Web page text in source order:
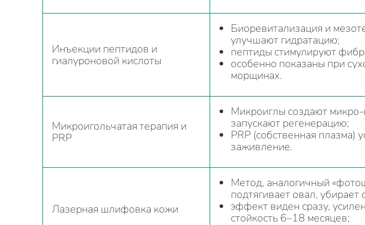
Инъекции пептидов и
гиалуроновой кислоты
Биоревитализация и
улучшают гидратацию;
пептиды стимулируют
особенно показаны при
морщинах.
Микроигольчатая терапия и
PRP
Микроиглы создают
запускают регенерацию;
PRP (собственная плазма)
заживление.
Лазерная шлифовка кожи
Метод, аналогичный
подтягивает овал, убирает
эффект виден сразу,
стойкость 6–18 месяцев;